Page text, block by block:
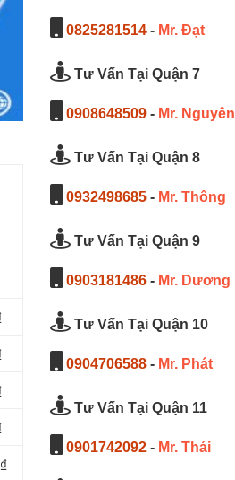
0825281514 - Mr. Đạt
Tư Vấn Tại Quận 7
0908648509 - Mr. Nguyên
Tư Vấn Tại Quận 8
0932498685 - Mr. Thông
Tư Vấn Tại Quận 9
0903181486 - Mr. Dương
Tư Vấn Tại Quận 10
0904706588 - Mr. Phát
Tư Vấn Tại Quận 11
0901742092 - Mr. Thái